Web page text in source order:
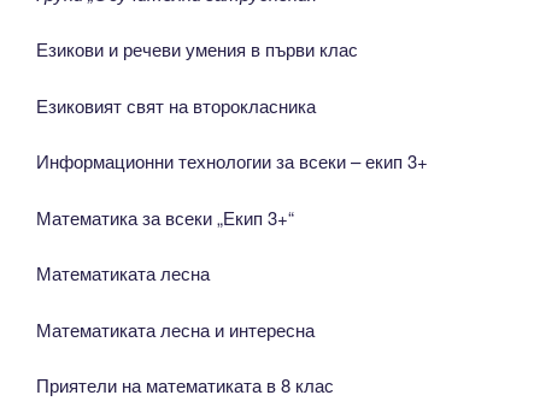
Езикови и речеви умения в първи клас
Езиковият свят на второкласника
Информационни технологии за всеки – екип 3+
Математика за всеки „Екип 3+“
Математиката лесна
Математиката лесна и интересна
Приятели на математиката в 8 клас